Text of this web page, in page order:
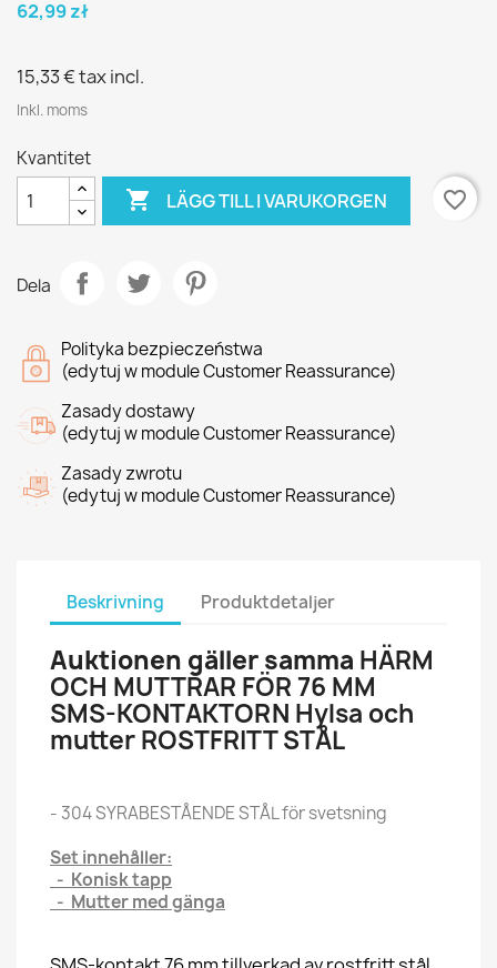
62,99 zł
15,33 €tax incl.
Inkl. moms
Kvantitet
 LÄGG TILL I VARUKORGEN favorite_border
Dela
Polityka bezpieczeństwa
(edytuj w module Customer Reassurance)
Zasady dostawy
(edytuj w module Customer Reassurance)
Zasady zwrotu
(edytuj w module Customer Reassurance)
Beskrivning Produktdetaljer
Auktionen gäller samma HÄRM
OCH MUTTRAR FÖR 76 MM
SMS-KONTAKTORN Hylsa och
mutter ROSTFRITT STÅL
- 304 SYRABESTÅENDE STÅL för svetsning
Set innehåller:
- Konisk tapp
- Mutter med gänga